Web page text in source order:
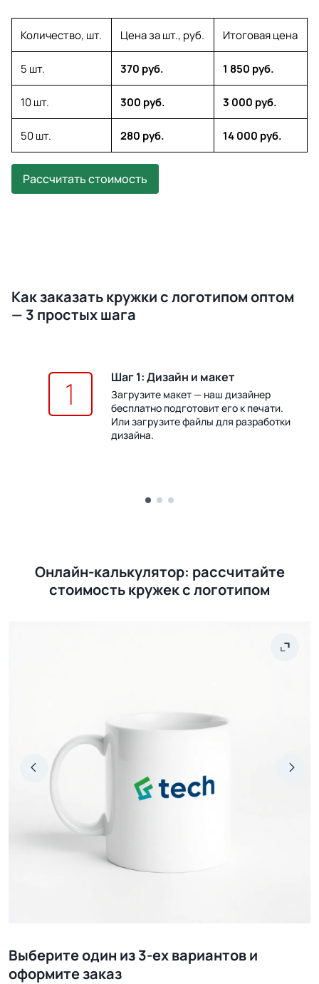
Количество, шт. Цена за шт., руб. Итоговая цена
5 шт. 370 руб. 1 850 руб.
10 шт. 300 руб. 3 000 руб.
50 шт. 280 руб. 14 000 руб.
Рассчитать стоимость
Как заказать кружки с логотипом оптом
— 3 простых шага
Шаг 1: Дизайн и макет
Загрузите макет — наш дизайнер
бесплатно подготовит его к печати.
Или загрузите файлы для разработки
дизайна.
Онлайн-калькулятор: рассчитайте
стоимость кружек с логотипом
Выберите один из 3-ех вариантов и
оформите заказ